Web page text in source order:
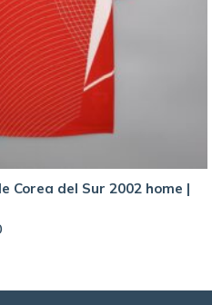
Corea del Sur 2002 home |